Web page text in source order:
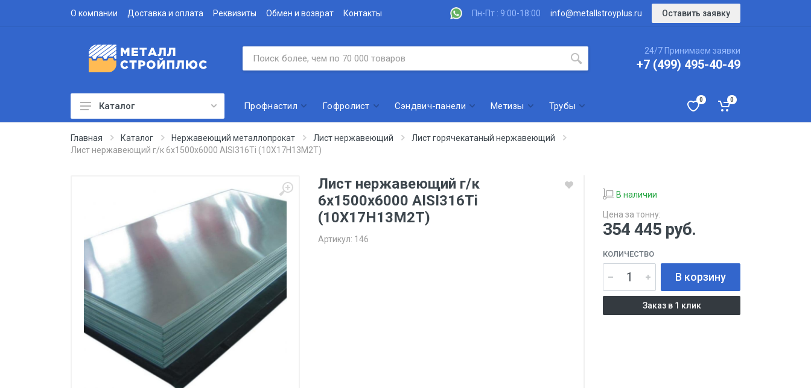
О компании Доставка и оплата Реквизиты Обмен и возврат Контакты Пн-Пт : 9:00-18:00 info@metallstroyplus.ru Оставить заявку
24/7 Принимаем заявки
+7 (499) 495-40-49
Профнастил
Водосточная система
Сэндвич-панели
Метизы
Производство
Штакетник
Черный металлопрокат
Нержавеющий металлопрокат
Каталог Профнастил Гофролист Сэндвич-панели Метизы Трубы
0 0
Главная Каталог Нержавеющий металлопрокат Лист нержавеющий
Лист горячекатаный нержавеющий
Лист нержавеющий г/к 6х1500х6000 AISI316Ti (10Х17Н13М2Т)
Лист нержавеющий г/к
6х1500х6000 AISI316Ti
(10Х17Н13М2Т)
Артикул: 146
В наличии
Цена за тонну:
354 445 руб.
КОЛИЧЕСТВО
В корзину
Заказ в 1 клик